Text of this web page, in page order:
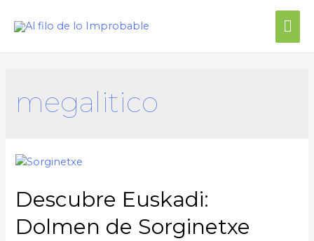
megalitico
Descubre Euskadi:
Dolmen de Sorginetxe